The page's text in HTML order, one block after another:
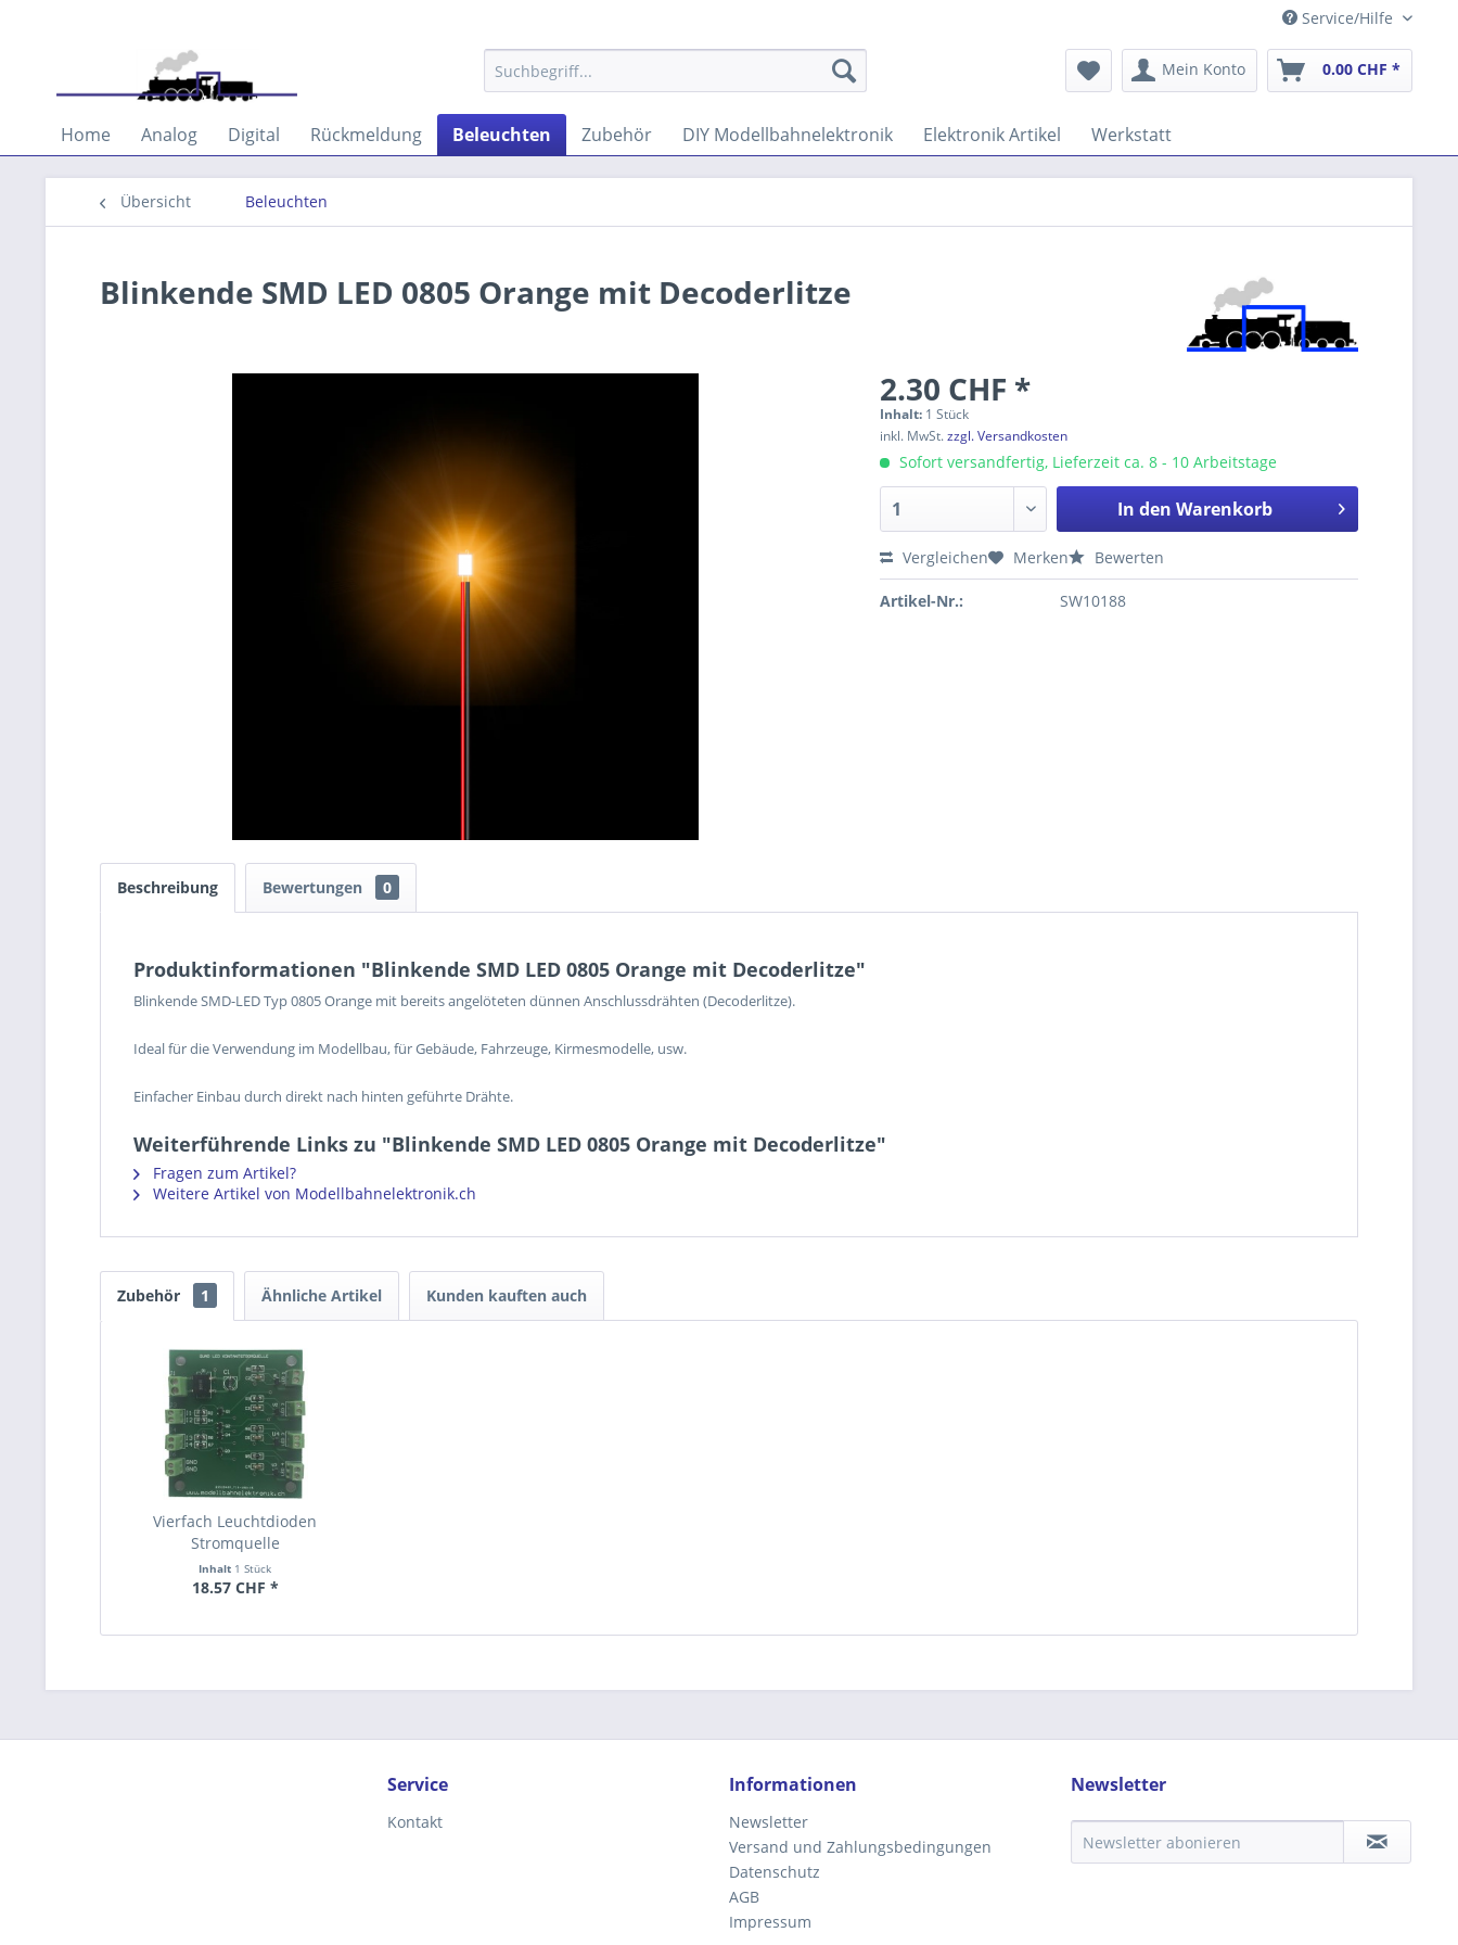
Service/Hilfe
Mein Konto 0.00 CHF *
Home Analog Digital Rückmeldung Beleuchten Zubehör DIY Modellbahnelektronik Elektronik Artikel Werkstatt
Übersicht Beleuchten
Blinkende SMD LED 0805 Orange mit Decoderlitze
2.30 CHF *
Inhalt: 1 Stück
inkl. MwSt.zzgl. Versandkosten
Sofort versandfertig, Lieferzeit ca. 8 - 10 Arbeitstage
In den Warenkorb
Vergleichen Merken Bewerten
Artikel-Nr.: SW10188
Beschreibung Bewertungen 0
Produktinformationen "Blinkende SMD LED 0805 Orange mit Decoderlitze"
Blinkende SMD-LED Typ 0805 Orange mit bereits angelöteten dünnen Anschlussdrähten (Decoderlitze).
Ideal für die Verwendung im Modellbau, für Gebäude, Fahrzeuge, Kirmesmodelle, usw.
Einfacher Einbau durch direkt nach hinten geführte Drähte.
Weiterführende Links zu "Blinkende SMD LED 0805 Orange mit Decoderlitze"
Fragen zum Artikel?
Weitere Artikel von Modellbahnelektronik.ch
Zubehör 1 Ähnliche Artikel Kunden kauften auch
Vierfach Leuchtdioden
Stromquelle
Inhalt 1 Stück
18.57 CHF *
Service
Kontakt
Informationen
Newsletter
Versand und Zahlungsbedingungen
Datenschutz
AGB
Impressum
Newsletter